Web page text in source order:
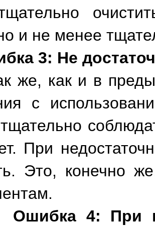
и не менее
3: Не
как и в
с
При
Это, конечно
Ошибка 4: При